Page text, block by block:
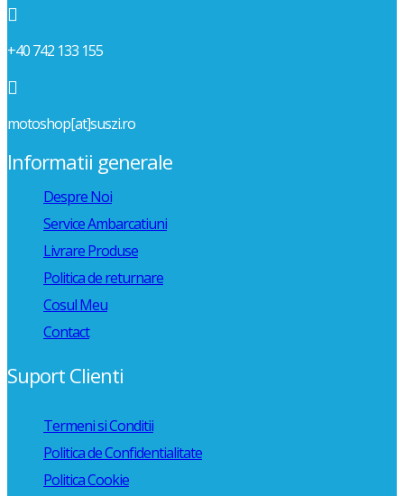

+40 742 133 155

motoshop[at]suszi.ro
Informatii generale
Despre Noi
Service Ambarcatiuni
Livrare Produse
Politica de returnare
Cosul Meu
Contact
Suport Clienti
Termeni si Conditii
Politica de Confidentialitate
Politica Cookie